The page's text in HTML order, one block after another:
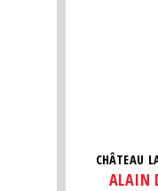
CHÂTEAU
ALAIN